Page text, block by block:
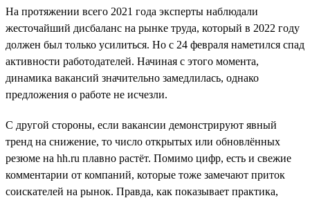
На протяжении всего 2021 года эксперты наблюдали
жесточайший дисбаланс на рынке труда, который в 2022 году
должен был только усилиться. Но с 24 февраля наметился спад
активности работодателей. Начиная с этого момента,
динамика вакансий значительно замедлилась, однако
предложения о работе не исчезли.
С другой стороны, если вакансии демонстрируют явный
тренд на снижение, то число открытых или обновлённых
резюме на hh.ru плавно растёт. Помимо цифр, есть и свежие
комментарии от компаний, которые тоже замечают приток
соискателей на рынок. Правда, как показывает практика,